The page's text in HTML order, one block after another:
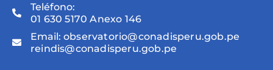
Teléfono:
01 630 5170 Anexo 146
Email: observatorio@conadisperu.gob.pe
reindis@conadisperu.gob.pe